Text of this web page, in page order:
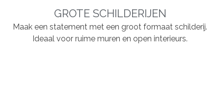
GROTE SCHILDERIJEN
Maak een statement met een groot formaat schilderij.
Ideaal voor ruime muren en open interieurs.